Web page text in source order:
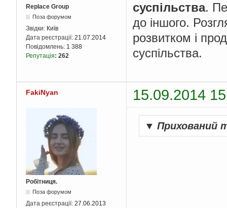
Replace Group
Поза форумом
Звідки: Київ
Дата реєстрації: 21.07.2014
Повідомлень: 1 388
Репутація: 262
суспільства.
до іншого.
розвитком і
суспільства.
FakiNyan 15.09.2014
Робітниця.
Поза форумом
Дата реєстрації: 27.06.2013
▼ Прихований